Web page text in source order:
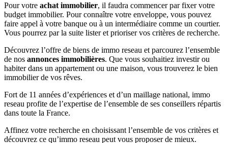
Pour votre achat immobilier, il faudra commencer par fixer votre
budget immobilier. Pour connaître votre enveloppe, vous pouvez
faire appel à votre banque ou à un intermédiaire comme un courtier.
Vous pourrez par la suite lister et prioriser vos critères de recherche.
Découvrez l’offre de biens de immo reseau et parcourez l’ensemble
de nos annonces immobilières. Que vous souhaitiez investir ou
habiter dans un appartement ou une maison, vous trouverez le bien
immobilier de vos rêves.
Fort de 11 années d’expériences et d’un maillage national, immo
reseau profite de l’expertise de l’ensemble de ses conseillers répartis
dans toute la France.
Affinez votre recherche en choisissant l’ensemble de vos critères et
découvrez ce qu’immo reseau peut vous proposer de mieux.